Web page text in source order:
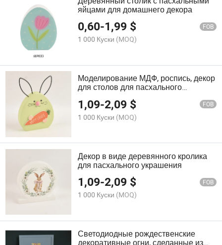
яйцами для домашнего декора
0,60-1,99 $ FOB
1 000 Куски (MOQ)
Моделирование МДФ, роспись, декор
для столов для пасхального
1,09-2,09 $ FOB
1 000 Куски (MOQ)
Декор в виде деревянного кролика
для пасхального украшения
1,09-2,09 $ FOB
1 000 Куски (MOQ)
Светодиодные рождественские
декоративные огни, сделанные из